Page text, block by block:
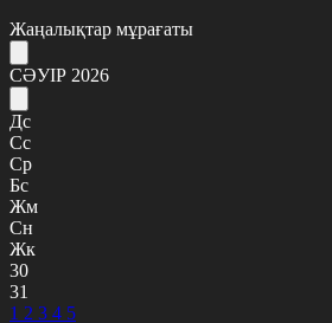
Жаңалықтар мұрағаты
СӘУІР 2026
Дс
Сс
Ср
Бс
Жм
Сн
Жк
30
31
1 2 3 4 5